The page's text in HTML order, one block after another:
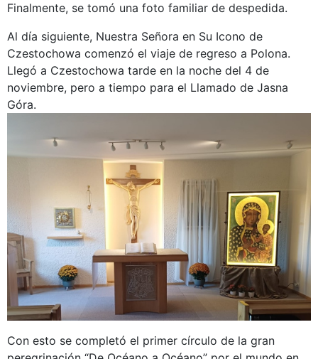
Finalmente, se tomó una foto familiar de despedida.
Al día siguiente, Nuestra Señora en Su Icono de
Czestochowa comenzó el viaje de regreso a Polona.
Llegó a Czestochowa tarde en la noche del 4 de
noviembre, pero a tiempo para el Llamado de Jasna
Góra.
Con esto se completó el primer círculo de la gran